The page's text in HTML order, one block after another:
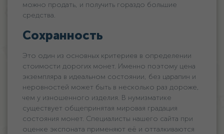
можно продать, и получить гораздо большие
средства.
Сохранность
Это один из основных критериев в определении
стоимости дорогих монет. Именно поэтому цена
экземпляра в идеальном состоянии, без царапин и
неровностей может быть в несколько раз дороже,
чем у изношенного изделия. В нумизматике
существует общепринятая мировая градация
состояния монет. Специалисты нашего сайта при
оценке экспоната применяют её и отталкиваются